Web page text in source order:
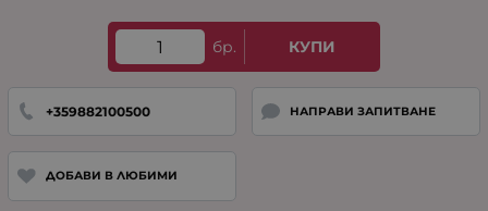
бр. КУПИ
+359882100500 НАПРАВИ ЗАПИТВАНЕ
ДОБАВИ В ЛЮБИМИ